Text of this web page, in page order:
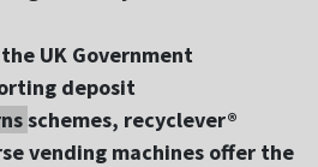
UK Government
deposit
schemes, recyclever®
vending machines offer the